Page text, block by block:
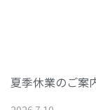
夏季休業のご案